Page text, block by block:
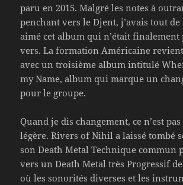
paru en 2015. Malgré les notes à
penchant vers le Djent, j’avais tout de
aimé cet album qui n’était finalement
vers. La formation Américaine
avec un troisième album intitulé
my Name, album qui marque un
pour le groupe.
Quand je dis changement, ce n’est
légère. Rivers of Nihil a laissé tombé
son Death Metal Technique commun
vers un Death Metal très Progressif
où les sonorités diverses et les